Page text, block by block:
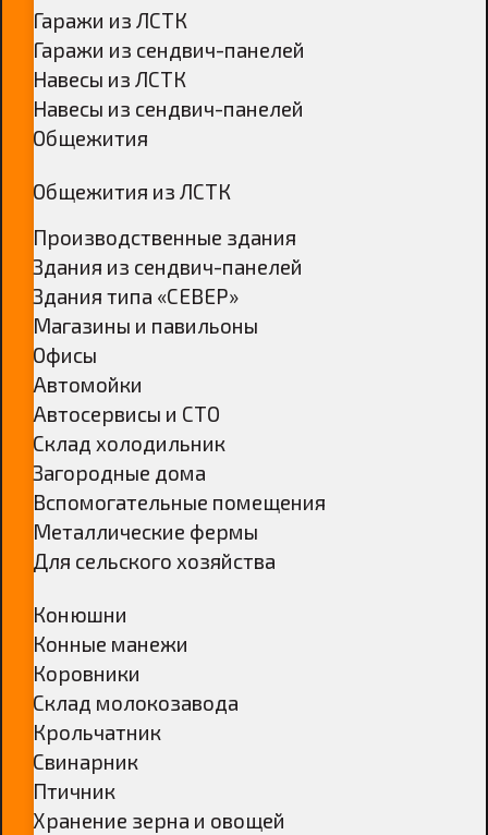
Гаражи из ЛСТК
Гаражи из сендвич-панелей
Навесы из ЛСТК
Навесы из сендвич-панелей
Общежития
Общежития из ЛСТК
Производственные здания
Здания из сендвич-панелей
Здания типа «СЕВЕР»
Магазины и павильоны
Офисы
Автомойки
Автосервисы и СТО
Склад холодильник
Загородные дома
Вспомогательные помещения
Металлические фермы
Для сельского хозяйства
Конюшни
Конные манежи
Коровники
Склад молокозавода
Крольчатник
Свинарник
Птичник
Хранение зерна и овощей